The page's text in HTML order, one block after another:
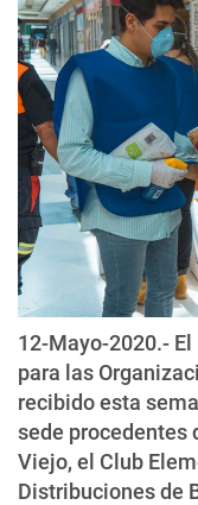
12-Mayo-2020.-
para las
recibido esta
sede procedentes
Viejo, el Club
Distribuciones de